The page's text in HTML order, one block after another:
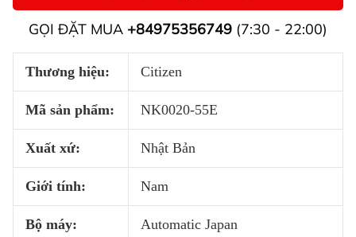
GỌI ĐẶT MUA +84975356749 (7:30 - 22:00)
Thương hiệu: Citizen
Mã sản phẩm: NK0020-55E
Xuất xứ: Nhật Bản
Giới tính: Nam
Bộ máy: Automatic Japan